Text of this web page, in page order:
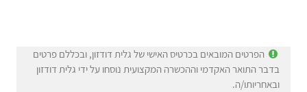
הפרטים המובאים בכרטיס האישי של גלית דודזון, ובכללם פרטים
בדבר התואר האקדמי וההכשרה המקצועית נוסחו על ידי גלית דודזון
ובאחריותו/ה.